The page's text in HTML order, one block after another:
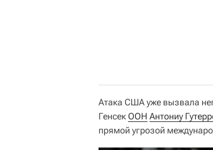
Атака США уже вызвала
Генсек ООН Антониу
прямой угрозой